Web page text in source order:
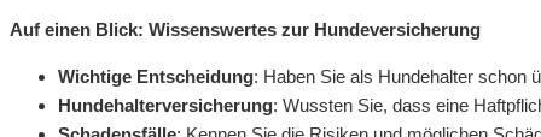
Auf einen Blick: Wissenswertes zur Hundeversicherung
Wichtige Entscheidung: Haben Sie als Hundehalter schon
Hundehalterversicherung: Wussten Sie, dass eine